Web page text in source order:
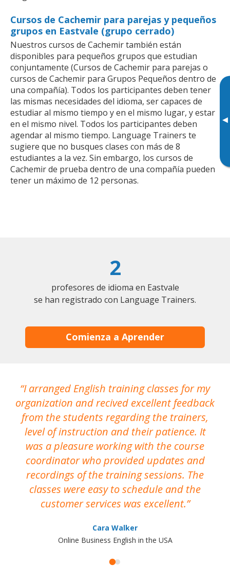
▸
Cursos de Cachemir para parejas y pequeños
grupos en Eastvale (grupo cerrado)
Nuestros cursos de Cachemir también están
disponibles para pequeños grupos que estudian
conjuntamente (Cursos de Cachemir para parejas o
cursos de Cachemir para Grupos Pequeños dentro de
una compañía). Todos los participantes deben tener
las mismas necesidades del idioma, ser capaces de
estudiar al mismo tiempo y en el mismo lugar, y estar
en el mismo nivel. Todos los participantes deben
agendar al mismo tiempo. Language Trainers te
sugiere que no busques clases con más de 8
estudiantes a la vez. Sin embargo, los cursos de
Cachemir de prueba dentro de una compañía pueden
tener un máximo de 12 personas.
2
profesores de idioma en Eastvale
se han registrado con Language Trainers.
Comienza a Aprender
I arranged English training classes for my
organization and recived excellent feedback
from the students regarding the trainers,
level of instruction and their patience. It
was a pleasure working with the course
coordinator who provided updates and
recordings of the training sessions. The
classes were easy to schedule and the
customer services was excellent.
Cara Walker
Online Business English in the USA